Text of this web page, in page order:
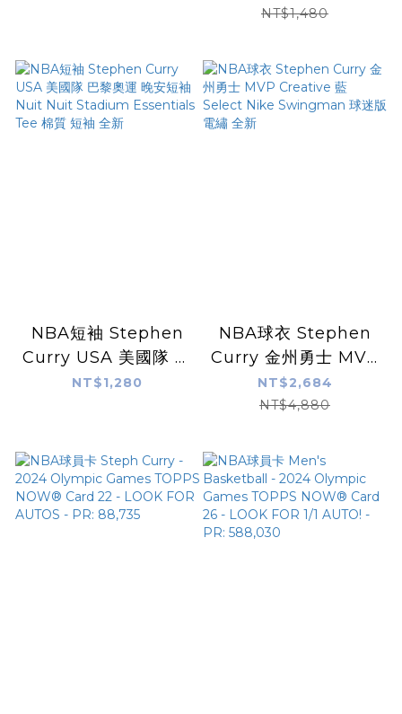
Essentials Tee 棉質
NT$1,480
NBA短袖 Stephen
Curry USA 美國隊 巴
黎奧運 晚安短袖 Nuit
短袖 全新
NT$1,280
NBA球衣 Stephen
Curry 金州勇士 MVP
Creative 藍 Select
Nike Swingman 球
NT$2,684
NT$4,880